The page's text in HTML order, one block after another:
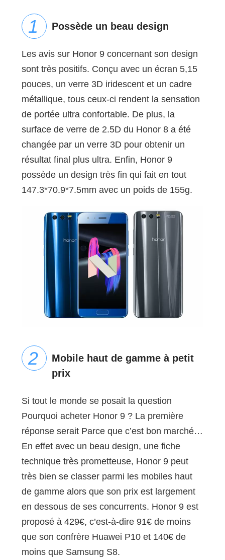
Possède un beau design
Les avis sur Honor 9 concernant son design
sont très positifs. Conçu avec un écran 5,15
pouces, un verre 3D iridescent et un cadre
métallique, tous ceux-ci rendent la sensation
de portée ultra confortable. De plus, la
surface de verre de 2.5D du Honor 8 a été
changée par un verre 3D pour obtenir un
résultat final plus ultra. Enfin, Honor 9
possède un design très fin qui fait en tout
147.3*70.9*7.5mm avec un poids de 155g.
Mobile haut de gamme à petit
prix
Si tout le monde se posait la question
Pourquoi acheter Honor 9 ? La première
réponse serait Parce que c’est bon marché…
En effet avec un beau design, une fiche
technique très prometteuse, Honor 9 peut
très bien se classer parmi les mobiles haut
de gamme alors que son prix est largement
en dessous de ses concurrents. Honor 9 est
proposé à 429€, c’est-à-dire 91€ de moins
que son confrère Huawei P10 et 140€ de
moins que Samsung S8.